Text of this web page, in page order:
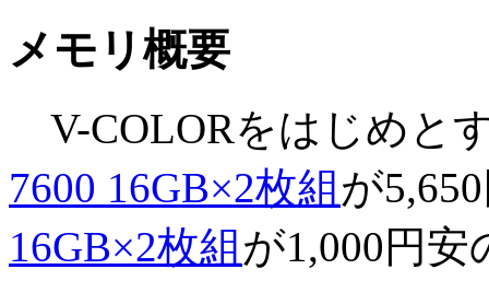
メモリ概要
V-COLORをはじめと
7600 16GB×2枚組が
16GB×2枚組が1,000円安